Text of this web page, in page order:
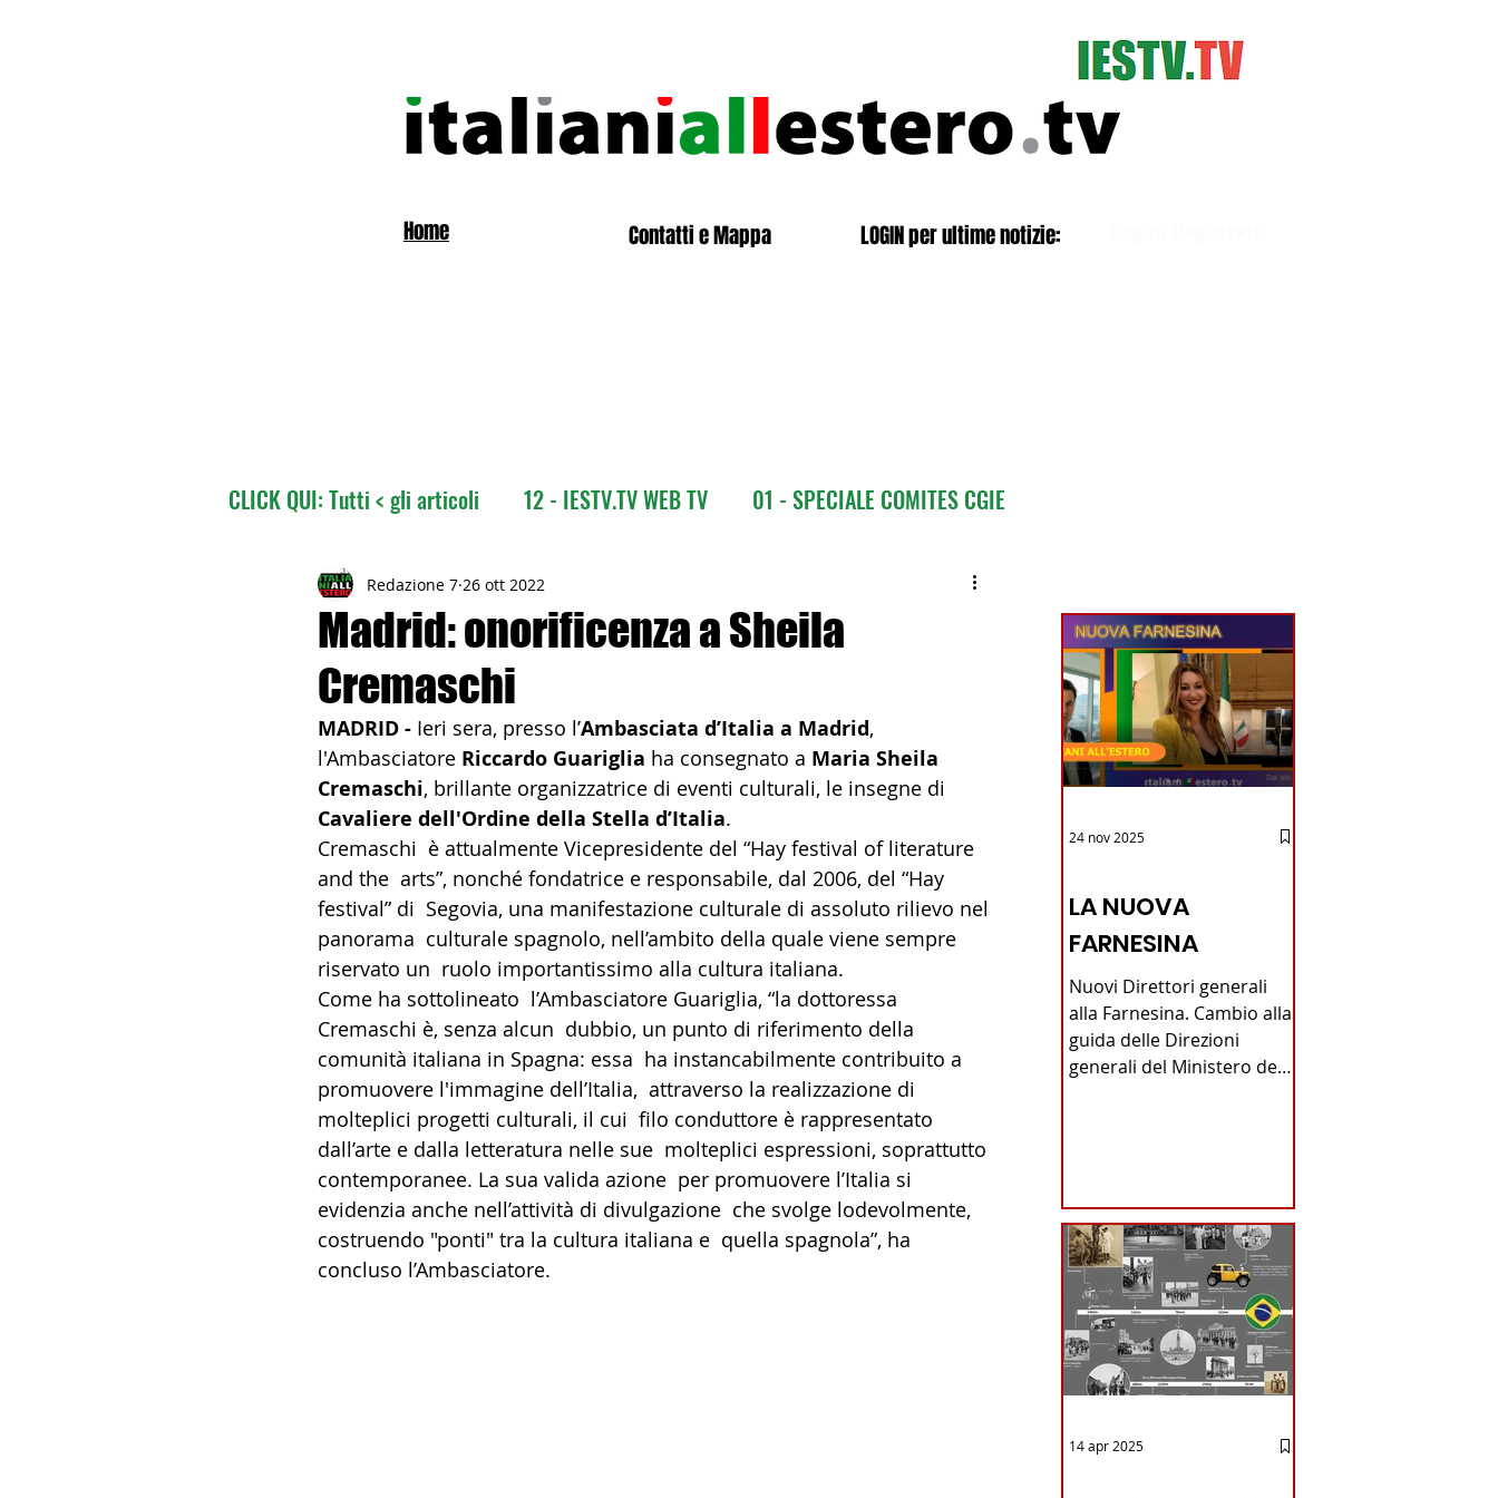
Home Contatti e Mappa LOGIN per ultime notizie:
CLICK QUI: Tutti < gli articoli 12 - IESTV.TV WEB TV 01 - SPECIALE COMITES CGIE
02 - TURISMO DELLE RADICI 03 bis - Giro del Mondo
04 - ITALIANI ALL'ESTERO Europa
06 - ITALIANI ALL'ESTERO Asia 07 - ITALIANI ALL'ESTERO Australia
08 - ITALIANI IN OCEANIA 09 - ITALIANI ALL'ESTERO Nord Amer
11 - ITALIANI ALL'ESTERO Sud Amer 13 - ISTITUZIONI
14 - IIC IST. ITALIANO CULTURA 15 - AMBASCIATE CONSOLATI 16 - FARNESINA
17 - ASSOCIAZIONI 18 - MAPPE ITALIANI ALL'ESTERO 19 - EUROPA
20 - AMERICA 21 - AMERICA-CENTRO 22 - AMERICA DEL SUD 23 - AFRICA
Madrid: onorificenza a Sheila
Cremaschi
Redazione 7 26 ott 2022
MADRID - Ieri sera, presso l’Ambasciata d’Italia a Madrid,
l'Ambasciatore Riccardo Guariglia ha consegnato a Maria Sheila
Cremaschi, brillante organizzatrice di eventi culturali, le insegne di
Cavaliere dell'Ordine della Stella d’Italia.
Cremaschi  è attualmente Vicepresidente del “Hay festival of literature
and the  arts”, nonché fondatrice e responsabile, dal 2006, del “Hay
festival” di  Segovia, una manifestazione culturale di assoluto rilievo nel
panorama  culturale spagnolo, nell’ambito della quale viene sempre
riservato un  ruolo importantissimo alla cultura italiana.
Come ha sottolineato  l’Ambasciatore Guariglia, “la dottoressa
Cremaschi è, senza alcun  dubbio, un punto di riferimento della
comunità italiana in Spagna: essa  ha instancabilmente contribuito a
promuovere l'immagine dell’Italia,  attraverso la realizzazione di
molteplici progetti culturali, il cui  filo conduttore è rappresentato
dall’arte e dalla letteratura nelle sue  molteplici espressioni, soprattutto
contemporanee. La sua valida azione  per promuovere l’Italia si
evidenzia anche nell’attività di divulgazione  che svolge lodevolmente,
costruendo "ponti" tra la cultura italiana e  quella spagnola”, ha
concluso l’Ambasciatore.
LA NUOVA
FARNESINA
Nuovi Direttori generali
alla Farnesina. Cambio alla
guida delle Direzioni
generali del Ministero degli
proposte dal ministro
Antonio Tajani . NUOVA
DIREZIONE GENERALE
DELLA FARNESINA
24 nov 2025
14 apr 2025